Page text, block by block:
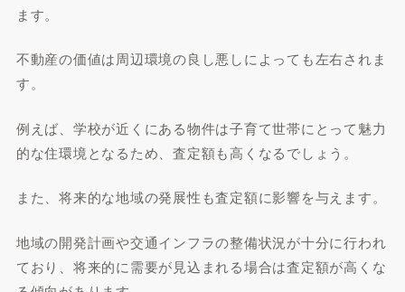
ます。
不動産の価値は周辺環境の良し悪しによっても左右されま
す。
例えば、学校が近くにある物件は子育て世帯にとって魅力
的な住環境となるため、査定額も高くなるでしょう。
また、将来的な地域の発展性も査定額に影響を与えます。
地域の開発計画や交通インフラの整備状況が十分に行われ
ており、将来的に需要が見込まれる場合は査定額が高くな